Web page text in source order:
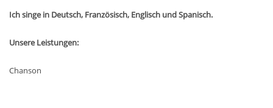
Ich singe in Deutsch, Französisch, Englisch und Spanisch.
Unsere Leistungen:
Chanson